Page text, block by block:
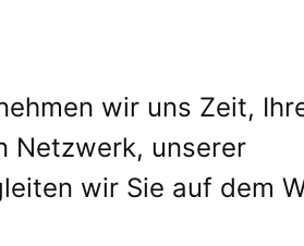
wir uns Zeit,
Netzwerk, unserer
wir Sie auf dem